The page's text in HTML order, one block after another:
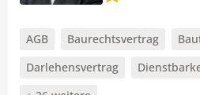
AGB Baurechtsvertrag
Darlehensvertrag